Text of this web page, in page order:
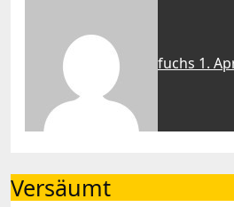
fuchs 1.
Versäumt